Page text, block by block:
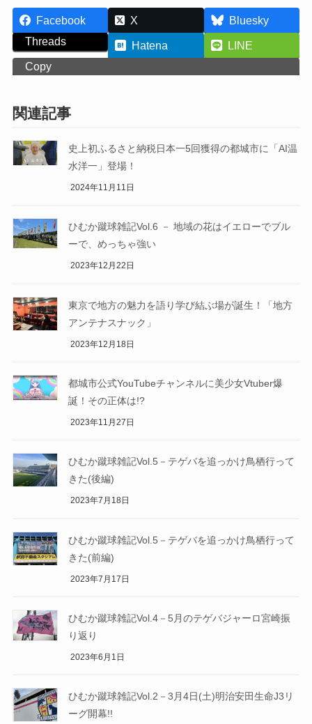
Facebook X
Bluesky
Threads
Hatena
LINE
Copy
関連記事
史上初ふるさと納税日本一5回獲得の都城市に「AI温
水洋一」登場！
2024年11月11日
ひむか蹴球雑記Vol.6 － 地域の花はイエローでブル
ーで、めっちゃ強い
2023年12月22日
東京で地方の魅力を語り学び結ぶ場が誕生！「地方
アンテナスナック」
2023年12月18日
都城市公式YouTubeチャンネルに美少女Vtuber爆
誕！その正体は!?
2023年11月27日
ひむか蹴球雑記Vol.5－テゲバを追っかけ鳥栖行って
きた(後編)
2023年7月18日
ひむか蹴球雑記Vol.5－テゲバを追っかけ鳥栖行って
きた(前編)
2023年7月17日
ひむか蹴球雑記Vol.4－5月のテゲバジャーロ宮崎振
り返り
2023年6月1日
ひむか蹴球雑記Vol.2－3月4日(土)明治安田生命J3リ
ーグ開幕!!